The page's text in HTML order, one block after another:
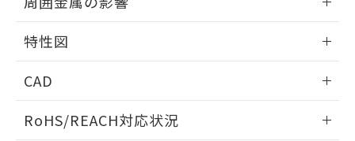
相互干渉
周囲金属の影響
特性図
検出物体の大きさと材質による影響
CAD
ドすることができます。
RoHS/REACH対応状況
荷製品に未対応品が混在することから備考
欄に対応日を記載しておりました。
既に当社にて対応品への在庫切替を完了
していることから、特段のことがない限